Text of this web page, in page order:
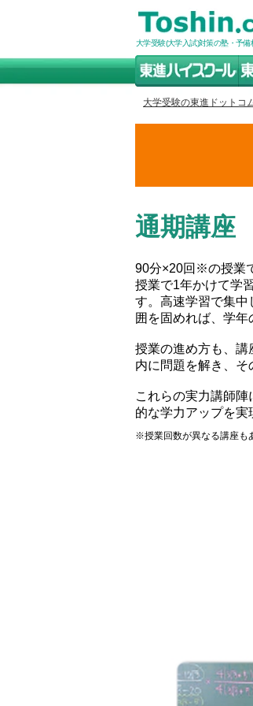
大学受験(大学入試)対策の塾・予備
大学受験の東進ドットコ
通期講座
90分×20回※の授業
授業で1年かけて学
す。高速学習で集中
囲を固めれば、学年
授業の進め方も、講
内に問題を解き、そ
これらの実力講師
的な学力アップを実
※授業回数が異なる講座も